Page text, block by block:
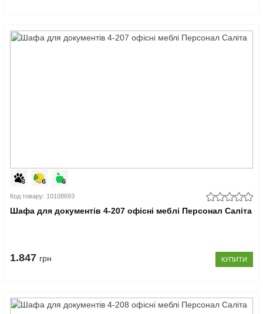
Код товару: 10108693
Шафа для документів 4-207 офісні меблі Персонал Саліта
1.847 грн КУПИТИ